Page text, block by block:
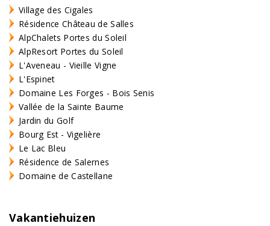
Village des Cigales
Résidence Château de Salles
AlpChalets Portes du Soleil
AlpResort Portes du Soleil
L'Aveneau - Vieille Vigne
L'Espinet
Domaine Les Forges - Bois Senis
Vallée de la Sainte Baume
Jardin du Golf
Bourg Est - Vigelière
Le Lac Bleu
Résidence de Salernes
Domaine de Castellane
Vakantiehuizen